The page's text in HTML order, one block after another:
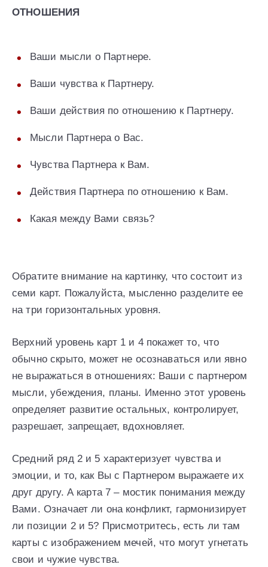
ОТНОШЕНИЯ
Ваши мысли о Партнере.
Ваши чувства к Партнеру.
Ваши действия по отношению к Партнеру.
Мысли Партнера о Вас.
Чувства Партнера к Вам.
Действия Партнера по отношению к Вам.
Какая между Вами связь?
Обратите внимание на картинку, что состоит из
семи карт. Пожалуйста, мысленно разделите ее
на три горизонтальных уровня.
Верхний уровень карт 1 и 4 покажет то, что
обычно скрыто, может не осознаваться или явно
не выражаться в отношениях: Ваши с партнером
мысли, убеждения, планы. Именно этот уровень
определяет развитие остальных, контролирует,
разрешает, запрещает, вдохновляет.
Средний ряд 2 и 5 характеризует чувства и
эмоции, и то, как Вы с Партнером выражаете их
друг другу. А карта 7 – мостик понимания между
Вами. Означает ли она конфликт, гармонизирует
ли позиции 2 и 5? Присмотритесь, есть ли там
карты с изображением мечей, что могут угнетать
свои и чужие чувства.